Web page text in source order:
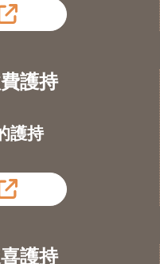
護持
護持
護持